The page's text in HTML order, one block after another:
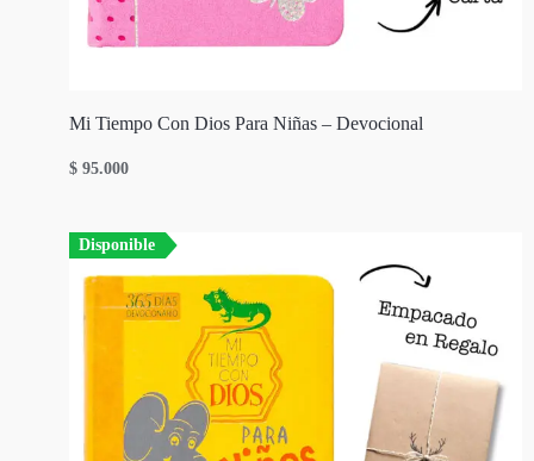
Mi Tiempo Con Dios Para Niñas – Devocional
$ 95.000
Disponible